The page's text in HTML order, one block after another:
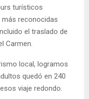
turísticos
reconocidas
el traslado de
Carmen.
local, logramos
quedó en 240
viaje redondo.